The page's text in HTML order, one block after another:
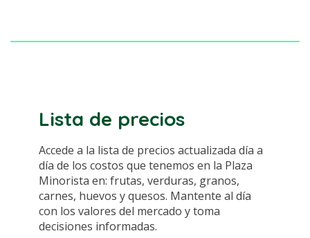
Lista de precios
Accede a la lista de precios actualizada día a
día de los costos que tenemos en la Plaza
Minorista en: frutas, verduras, granos,
carnes, huevos y quesos. Mantente al día
con los valores del mercado y toma
decisiones informadas.